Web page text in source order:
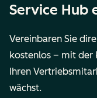
Service Hub
Vereinbaren Sie
kostenlos – mit der
Ihren
wächst.